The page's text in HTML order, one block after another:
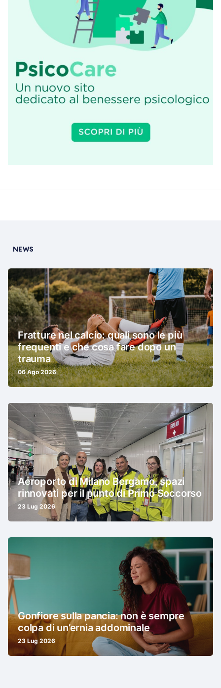
NEWS
Fratture nel calcio: quali sono le più
frequenti e che cosa fare dopo un
trauma
06 Ago 2026
Aeroporto di Milano Bergamo, spazi
rinnovati per il punto di Primo Soccorso
23 Lug 2026
Gonfiore sulla pancia: non è sempre
colpa di un’ernia addominale
23 Lug 2026